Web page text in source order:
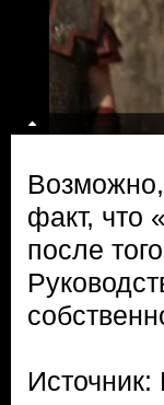
факт, что «
после
Источник: